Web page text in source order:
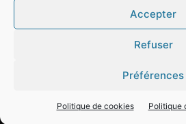
Accepter
Refuser
Préférences
Politique de cookies Politique
SUIVEZ NOUS
Mentions légales
Politique de
©